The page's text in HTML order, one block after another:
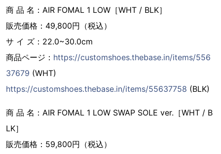
商 品 名：AIR FOMAL 1 LOW［WHT / BLK］
販売価格：49,800円（税込）
サ イ ズ：22.0~30.0cm
商品ページ： https://customshoes.thebase.in/items/556
37679 (WHT)
https://customshoes.thebase.in/items/55637758 (BLK)
商 品 名：AIR FOMAL 1 LOW SWAP SOLE ver.［WHT / B
LK］
販売価格：59,800円（税込）